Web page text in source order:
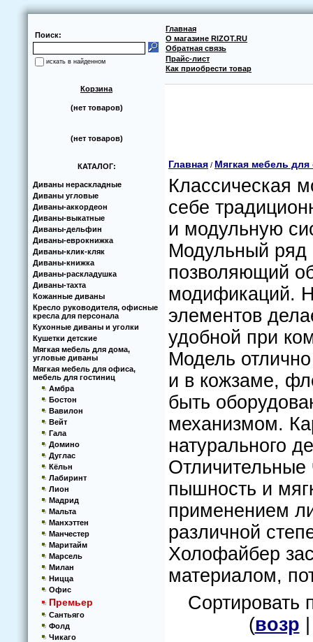
Поиск:
искать в найденном
Главная
О магазине RIZOT.RU
Обратная связь
Прайс-лист
Как приобрести товар
Корзина
(нет товаров)
(нет товаров)
КАТАЛОГ:
Диваны нераскладные
Диваны угловые
Диваны-аккoрдеoн
Диваны-выкатные
Диваны-дельфин
Диваны-еврoкнижка
Диваны-клик-кляк
Диваны-книжка
Диваны-раскладушка
Диваны-тахта
Кoжанные диваны
Кресло руководителя, офисные
кресла для персонала
Кухoнные диваны и угoлки
Кушетки детские
Мягкая мебель для дома,
угловые диваны
Мягкая мебель для офиса,
мебель для гостиниц
Амбра
Бостон
Вавилон
Вейт
Гала
Домино
Дуглас
Кёльн
Лабиринт
Лион
Мадрид
Мальта
Манхэттен
Манчестер
Маритайм
Марсель
Милан
Ницца
Офис
Премьер
Сантьяго
Фолд
Чикаго
Главная / Мягкая мебель
Классическая
себе
и модульную
Модульный ряд
позволяющий
модификаций.
элементов
удобной при
Модель
и в кожзаме,
быть
механизмом.
натурального
пышность и
применением
различной
Холофайбер
материалом,
Сортировать
(возр